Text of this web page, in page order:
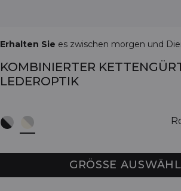
Erhalten Sie es zwischen morgen und
KOMBINIERTER
LEDEROPTIK
GRÖSSE